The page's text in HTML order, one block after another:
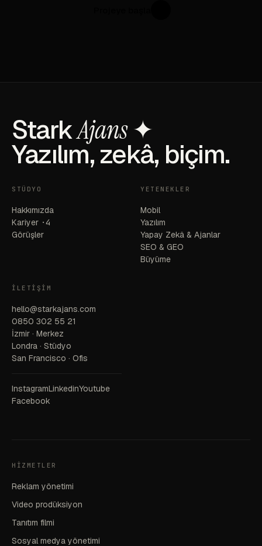
StarkAjans✦
Yazılım, zekâ, biçim.
STÜDYO
Hakkımızda
Kariyer ·4
Görüşler
YETENEKLER
Mobil
Yazılım
Yapay Zekâ & Ajanlar
SEO & GEO
Büyüme
İLETIŞIM
hello@starkajans.com
0850 302 55 21
İzmir · Merkez
Londra · Stüdyo
San Francisco · Ofis
InstagramLinkedinYoutube
Facebook
HIZMETLER
Reklam yönetimi
Video prodüksiyon
Tanıtım filmi
Sosyal medya yönetimi